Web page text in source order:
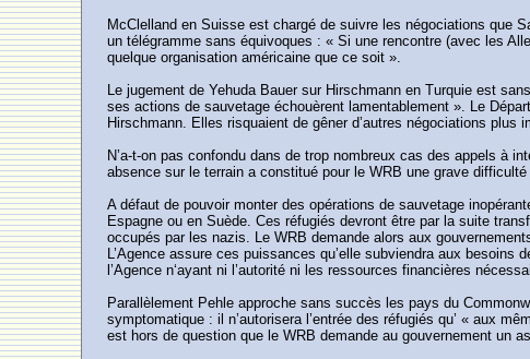
McClelland en Suisse est chargé de suivre les négociations que
un télégramme sans équivoques : « Si une rencontre (avec les
quelque organisation américaine que ce soit ».
Le jugement de Yehuda Bauer sur Hirschmann en Turquie est
ses actions de sauvetage échouèrent lamentablement ». Le
Hirschmann. Elles risquaient de gêner d’autres négociations plus
N’a-t-on pas confondu dans de trop nombreux cas des appels à
absence sur le terrain a constitué pour le WRB une grave difficulté
A défaut de pouvoir monter des opérations de sauvetage
Espagne ou en Suède. Ces réfugiés devront être par la suite
occupés par les nazis. Le WRB demande alors aux
L’Agence assure ces puissances qu’elle subviendra aux
l’Agence n‘ayant ni l’autorité ni les ressources financières
Parallèlement Pehle approche sans succès les pays du
symptomatique : il n’autorisera l’entrée des réfugiés qu’ « aux
est hors de question que le WRB demande au gouvernement un